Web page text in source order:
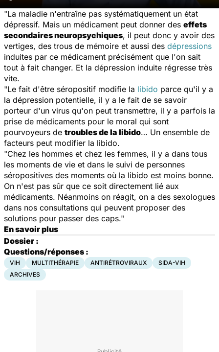
"La maladie n'entraîne pas systématiquement un état
dépressif. Mais un médicament peut donner des effets
secondaires neuropsychiques, il peut donc y avoir des
vertiges, des trous de mémoire et aussi des dépressions
induites par ce médicament précisément que l'on sait
tout à fait changer. Et la dépression induite régresse très
vite.
"Le fait d'être séropositif modifie la libido parce qu'il y a
la dépression potentielle, il y a le fait de se savoir
porteur d'un virus qu'on peut transmettre, il y a parfois la
prise de médicaments pour le moral qui sont
pourvoyeurs de troubles de la libido… Un ensemble de
facteurs peut modifier la libido.
"Chez les hommes et chez les femmes, il y a dans tous
les moments de vie et dans le suivi de personnes
séropositives des moments où la libido est moins bonne.
On n'est pas sûr que ce soit directement lié aux
médicaments. Néanmoins on réagit, on a des sexologues
dans nos consultations qui peuvent proposer des
solutions pour passer des caps."
En savoir plus
Dossier :
Questions/réponses :
VIH MULTITHÉRAPIE ANTIRÉTROVIRAUX
SIDA-VIH
ARCHIVES